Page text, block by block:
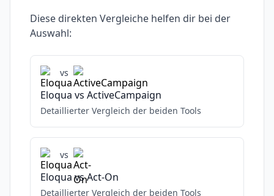
Diese direkten Vergleiche helfen dir bei der
Auswahl:
vs
Eloqua vs ActiveCampaign
Detaillierter Vergleich der beiden Tools
vs
EloquavsAct-On
Detaillierter Vergleich der beiden Tools